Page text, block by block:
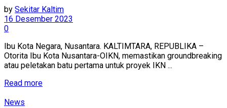
by Sekitar Kaltim
16 Desember 2023
0
Ibu Kota Negara, Nusantara. KALTIMTARA, REPUBLIKA –
Otorita Ibu Kota Nusantara-OIKN, memastikan groundbreaking
atau peletakan batu pertama untuk proyek IKN ...
Read more
News